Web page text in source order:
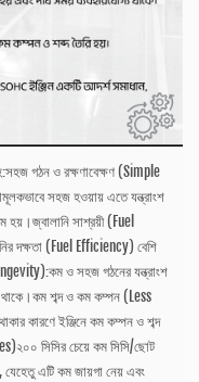
গঠন ও রক্ষণাবেক্ষণ (Simple
সহজ হওয়ায় এতে যন্ত্রাংশ
হয়।জ্বালানি সাশ্রয়ী (Fuel
দক্ষতা (Fuel Efficiency) বেশি
ও সহজ গঠনের যন্ত্রাংশ
থাকে।কম শব্দ ও কম কম্পন (Less
কারণে ইঞ্জিনে কম কম্পন ও শব্দ
সিসির চেয়ে কম সিসি/ছোট
এটি কম জায়গা নেয় এবং